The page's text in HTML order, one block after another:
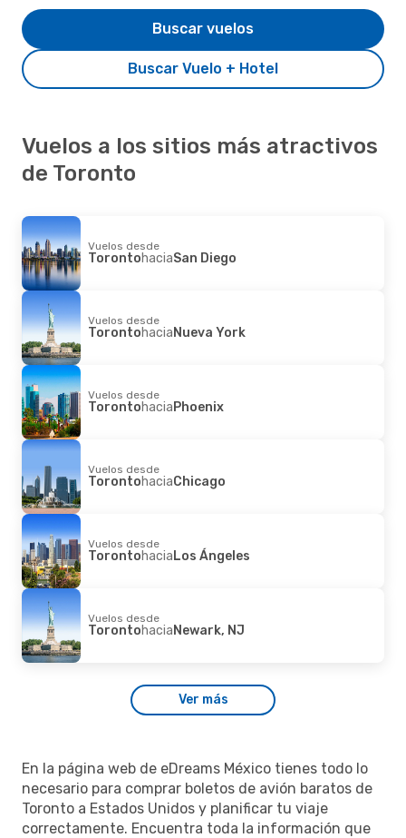
Buscar Vuelo + Hotel
Buscar vuelos
Vuelos a los sitios más atractivos
de Toronto
Vuelos desde
TorontohaciaSan Diego
Vuelos desde
TorontohaciaNueva York
Vuelos desde
TorontohaciaPhoenix
Vuelos desde
TorontohaciaChicago
Vuelos desde
TorontohaciaLos Ángeles
Vuelos desde
TorontohaciaNewark, NJ
Ver más
En la página web de eDreams México tienes todo lo
necesario para comprar boletos de avión baratos de
Toronto a Estados Unidos y planificar tu viaje
correctamente. Encuentra toda la información que